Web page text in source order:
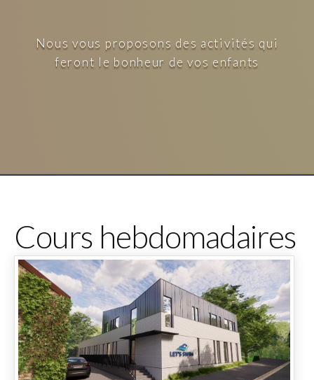
Nous vous proposons des activités qui
feront le bonheur de vos enfants
Cours hebdomadaires